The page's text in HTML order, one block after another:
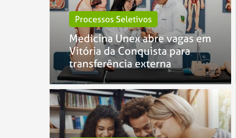
Processos Seletivos
Medicina Unex abre vagas em
Vitória da Conquista para
transferência externa